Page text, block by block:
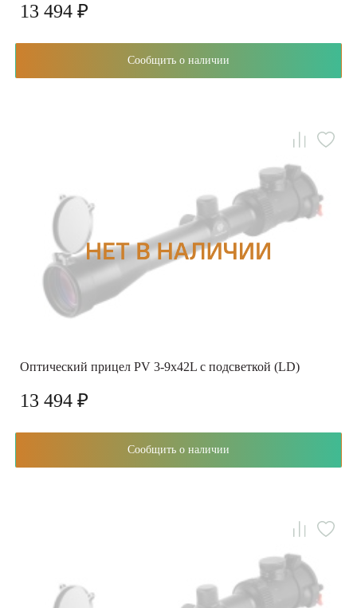
13 494 ₽
Сообщить о наличии
Оптический прицел PV 3-9x42L с подсветкой (LD)
13 494 ₽
Сообщить о наличии